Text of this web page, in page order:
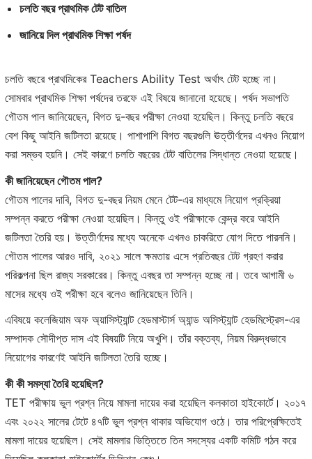
চলতি বছর প্রাথমিক টেট বাতিল
জানিয়ে দিল প্রাথমিক শিক্ষা পর্ষদ
চলতি বছরে প্রাথমিকের Teachers Ability Test অর্থাৎ টেট হচ্ছে না।
সোমবার প্রাথমিক শিক্ষা পর্ষদের তরফে এই বিষয়ে জানানো হয়েছে। পর্ষদ সভাপতি
গৌতম পাল জানিয়েছেন, বিগত দু-বছর পরীক্ষা নেওয়া হয়েছিল। কিন্তু চলতি বছরে
বেশ কিছু আইনি জটিলতা রয়েছে। পাশাপাশি বিগত বছরগুলি ঊত্তীর্ণদের এখনও নিয়োগ
করা সম্ভব হয়নি। সেই কারণে চলতি বছরের টেট বাতিলের সিদ্ধান্ত নেওয়া হয়েছে।
কী জানিয়েছেন গৌতম পাল?
গৌতম পালের দাবি, বিগত দু-বছর নিয়ম মেনে টেট-এর মাধ্যমে নিয়োগ প্রক্রিয়া
সম্পন্ন করতে পরীক্ষা নেওয়া হয়েছিল। কিন্তু ওই পরীক্ষাকে কেন্দ্র করে আইনি
জটিলতা তৈরি হয়। উত্তীর্ণদের মধ্যে অনেকে এখনও চাকরিতে যোগ দিতে পারননি।
গৌতম পালের আরও দাবি, ২০২১ সালে ক্ষমতায় এসে প্রতিবছর টেট গ্রহণ করার
পরিকল্পনা ছিল রাজ্য সরকারের। কিন্তু এবছর তা সম্পন্ন হচ্ছে না। তবে আগামী ৬
মাসের মধ্যে ওই পরীক্ষা হবে বলেও জানিয়েছেন তিনি।
এবিষয়ে কলেজিয়াম অফ অ্য়াসিস্ট্যান্ট হেডমাস্টার্স অ্যান্ড অসিস্ট্যান্ট হেডমিস্ট্রেস-এর
সম্পাদক সৌদীপ্ত দাস এই বিষয়টি নিয়ে অখুশি। তাঁর বক্তব্য, নিয়ম বিরুদ্ধভাবে
নিয়োগের কারণেই আইনি জটিলতা তৈরি হচ্ছে।
কী কী সমস্যা তৈরি হয়েছিল?
TET পরীক্ষায় ভুল প্রশ্ন নিয়ে মামলা দায়ের করা হয়েছিল কলকাতা হাইকোর্টে। ২০১৭
এবং ২০২২ সালের টেটে ৪৭টি ভুল প্রশ্ন থাকার অভিযোগ ওঠে। তার পরিপ্রেক্ষিতেই
মামলা দায়ের হয়েছিল। সেই মামলার ভিত্তিতে তিন সদস্যের একটি কমিটি গঠন করে